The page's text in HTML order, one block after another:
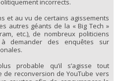
incorrects.
et au vu de certains agissements
autres géants de la « Big Tech »
etc.), de nombreux politiciens
à demander des enquêtes sur
probable qu’il s’agisse tout
de reconversion de YouTube vers